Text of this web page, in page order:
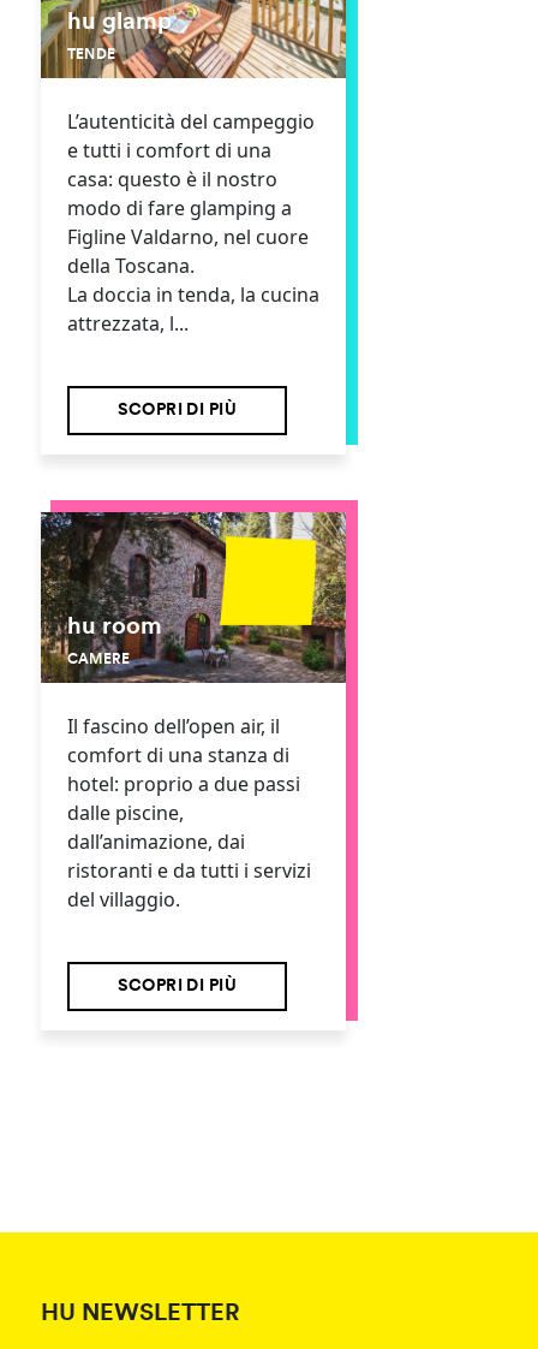
hu glamp
TENDE
L’autenticità del campeggio
e tutti i comfort di una
casa: questo è il nostro
modo di fare glamping a
Figline Valdarno, nel cuore
della Toscana.
La doccia in tenda, la cucina
attrezzata, l...
SCOPRI DI PIÙ
hu room
CAMERE
Il fascino dell’open air, il
comfort di una stanza di
hotel: proprio a due passi
dalle piscine,
dall’animazione, dai
ristoranti e da tutti i servizi
del villaggio.
SCOPRI DI PIÙ
HU NEWSLETTER